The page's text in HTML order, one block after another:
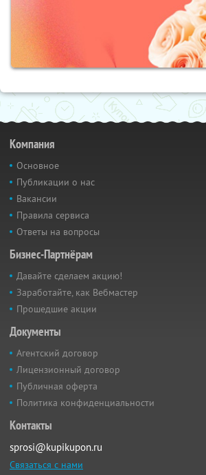
Компания
Основное
Публикации о нас
Вакансии
Правила сервиса
Ответы на вопросы
Бизнес-Партнёрам
Давайте сделаем акцию!
Заработайте, как Вебмастер
Прошедшие акции
Документы
Агентский договор
Лицензионный договор
Публичная оферта
Политика конфиденциальности
Контакты
sprosi@kupikupon.ru
Связаться с нами